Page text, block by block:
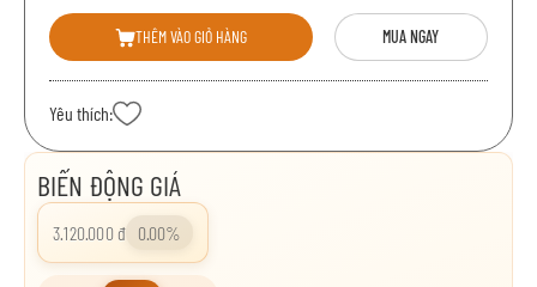
THÊM VÀO GIỎ HÀNG MUA NGAY
Yêu thích:
BIẾN ĐỘNG GIÁ
3.120.000 đ 0.00%